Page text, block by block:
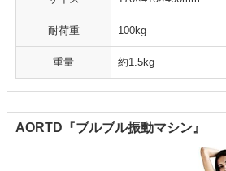
耐荷重 100kg
重量 約1.5kg
AORTD『ブルブル振動マシン』